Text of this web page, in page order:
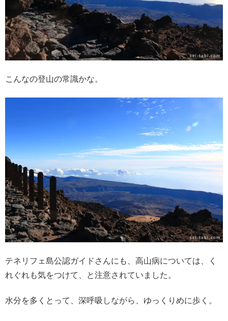
こんなの登山の常識かな。
テネリフェ島公認ガイドさんにも、高山病については、く
れぐれも気をつけて、と注意されていました。
水分を多くとって、深呼吸しながら、ゆっくりめに歩く。